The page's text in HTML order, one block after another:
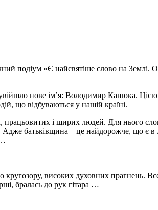
подіум «Є найсвятіше слово на
нове ім’я: Володимир Канюка. Цією
що відбуваються у нашій країні.
і щирих людей. Для нього
Адже батьківщина – це найдорожче, що є
високих духовних прагнень.
бралась до рук гітара …